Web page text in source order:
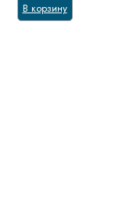
В корзину